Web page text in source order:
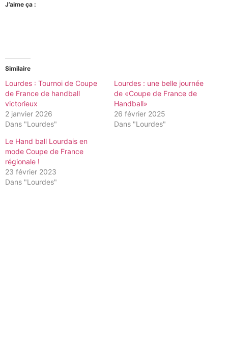
J’aime ça :
Similaire
Lourdes : Tournoi de Coupe
de France de handball
victorieux
2 janvier 2026
Dans "Lourdes"
Lourdes : une belle journée
de «Coupe de France de
Handball»
26 février 2025
Dans "Lourdes"
Le Hand ball Lourdais en
mode Coupe de France
régionale !
23 février 2023
Dans "Lourdes"